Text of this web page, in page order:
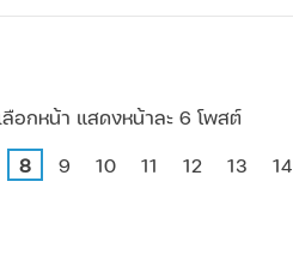
ลือกหน้า แสดงหน้าละ 6 โพสต์
8 9 10 11 12 13 14